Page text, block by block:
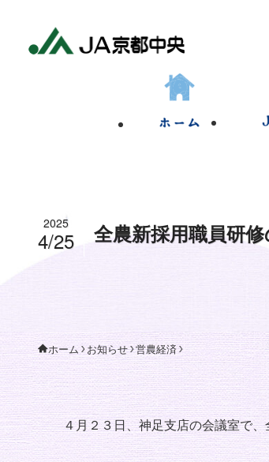
全農新採用職員研
2025
4/25
ホーム お知らせ 営農経済
４月２３日、神足支店の会議室で、